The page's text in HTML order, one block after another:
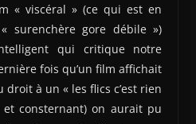
« viscéral » (ce qui est en
surenchère gore débile »)
qui critique notre
fois qu’un film affichait
à un « les flics c’est rien
consternant) on aurait pu